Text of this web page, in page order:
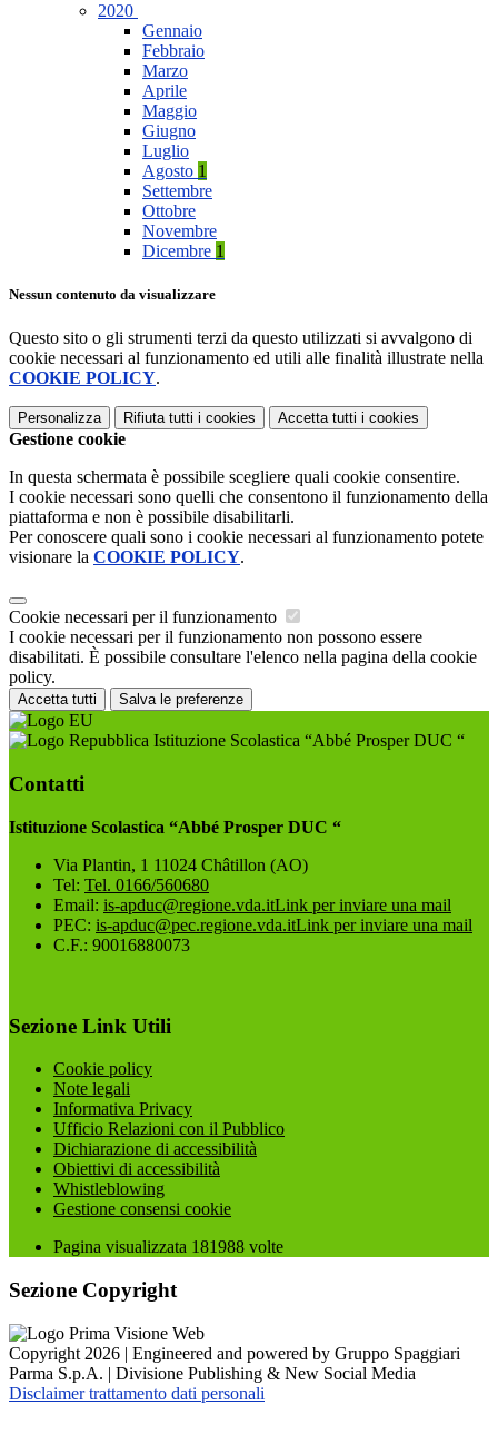
2020
Gennaio
Febbraio
Marzo
Aprile
Maggio
Giugno
Luglio
Agosto 1
Settembre
Ottobre
Novembre
Dicembre 1
Nessun contenuto da visualizzare
Questo sito o gli strumenti terzi da questo utilizzati si avvalgono di
cookie necessari al funzionamento ed utili alle finalità illustrate nella
COOKIE POLICY.
Personalizza Rifiuta tutti i cookies Accetta tutti i cookies
Gestione cookie
In questa schermata è possibile scegliere quali cookie consentire.
I cookie necessari sono quelli che consentono il funzionamento della
piattaforma e non è possibile disabilitarli.
Per conoscere quali sono i cookie necessari al funzionamento potete
visionare la COOKIE POLICY.
Cookie necessari per il funzionamento
I cookie necessari per il funzionamento non possono essere
disabilitati. È possibile consultare l'elenco nella pagina della cookie
policy.
Accetta tutti Salva le preferenze
Istituzione Scolastica “Abbé Prosper DUC “
Contatti
Istituzione Scolastica “Abbé Prosper DUC “
Via Plantin, 1 11024 Châtillon (AO)
Tel: Tel. 0166/560680
Email: is-apduc@regione.vda.itLink per inviare una mail
PEC: is-apduc@pec.regione.vda.itLink per inviare una mail
C.F.: 90016880073
Sezione Link Utili
Cookie policy
Note legali
Informativa Privacy
Ufficio Relazioni con il Pubblico
Dichiarazione di accessibilità
Obiettivi di accessibilità
Whistleblowing
Gestione consensi cookie
Pagina visualizzata 181988 volte
Sezione Copyright
Copyright 2026 | Engineered and powered by Gruppo Spaggiari
Parma S.p.A. | Divisione Publishing & New Social Media
Disclaimer trattamento dati personali